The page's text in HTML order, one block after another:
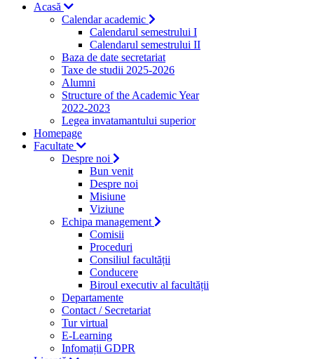
Acasă
Calendar academic
Calendarul semestrului I
Calendarul semestrului II
Baza de date secretariat
Taxe de studii 2025-2026
Alumni
Structure of the Academic Year
2022-2023
Legea invatamantului superior
Homepage
Facultate
Despre noi
Bun venit
Despre noi
Misiune
Viziune
Echipa management
Comisii
Proceduri
Consiliul facultății
Conducere
Biroul executiv al facultății
Departamente
Contact / Secretariat
Tur virtual
E-Learning
Infomații GDPR